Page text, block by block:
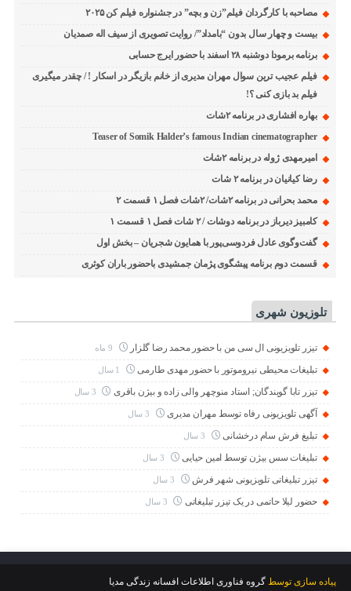
مصاحبه با کارگردان فیلم”زن و بچه” در جشنواره فیلم کن ۲۰۲۵
بیست و چهار سال بدون “بامداد”/ روایت تصویری از سیف اله صمدیان
برنامه برمودا دوشنبه ۲۸ اسفند با حضور ایرج حسابی
فیلم عجیب ترین سوال مهران مدیری از خانم بازیگر در اسکار ! / چقدر میگیری
فیلم بد بازی کنی ؟!
بهاره افشاری در برنامه ۲شات
Teaser of Somik Halder’s famous Indian cinematographer
امیرمهدی ژوله در برنامه ۲شات
رضا کیانیان در برنامه ۲ شات
محمد بحرانی در برنامه ۲شات/ ۲شات فصل ۱ قسمت ۲
کامبیز دیرباز در برنامه دوشات / ۲ شات فصل ۱ قسمت ۱
گفت‌وگوی عادل فردوسی‌پور با همایون شجریان – بخش اول
قسمت دوم برنامه پیشگوی پژمان جمشیدی باحضور باران کوثری
تلوزیون شهری
تیزر تلویزیونی ال سی من با حضور محمد رضا گلزار
تبلیغات محیطی نیروموتور با حضور مهدی طارمی
تیزر تابا گویندگان; استاد منوچهر والی زاده و بیژن باقری
آگهی تلویزیونی رفاه توسط مهران مدیری
تبلیغ فرش سام درخشانی
تبلیغات سس بیژن توسط امین حیایی
تیزر تبلیغاتی تلویزیونی شهر فرش
حضور لیلا حاتمی در یک تیزر تبلیغاتی
پیاده سازی توسطگروه فناوری اطلاعات افسانه زندگی مدیا